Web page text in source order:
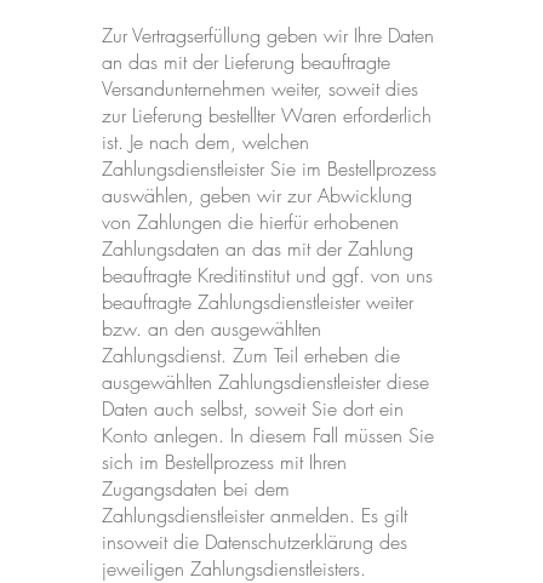
Zur Vertragserfüllung geben wir Ihre Daten
an das mit der Lieferung beauftragte
Versandunternehmen weiter, soweit dies
zur Lieferung bestellter Waren erforderlich
ist. Je nach dem, welchen
Zahlungsdienstleister Sie im Bestellprozess
auswählen, geben wir zur Abwicklung
von Zahlungen die hierfür erhobenen
Zahlungsdaten an das mit der Zahlung
beauftragte Kreditinstitut und ggf. von uns
beauftragte Zahlungsdienstleister weiter
bzw. an den ausgewählten
Zahlungsdienst. Zum Teil erheben die
ausgewählten Zahlungsdienstleister diese
Daten auch selbst, soweit Sie dort ein
Konto anlegen. In diesem Fall müssen Sie
sich im Bestellprozess mit Ihren
Zugangsdaten bei dem
Zahlungsdienstleister anmelden. Es gilt
insoweit die Datenschutzerklärung des
jeweiligen Zahlungsdienstleisters.